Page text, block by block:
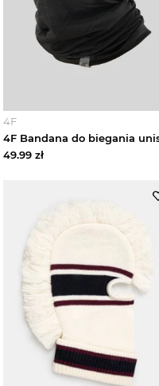
4F
49.99 zł